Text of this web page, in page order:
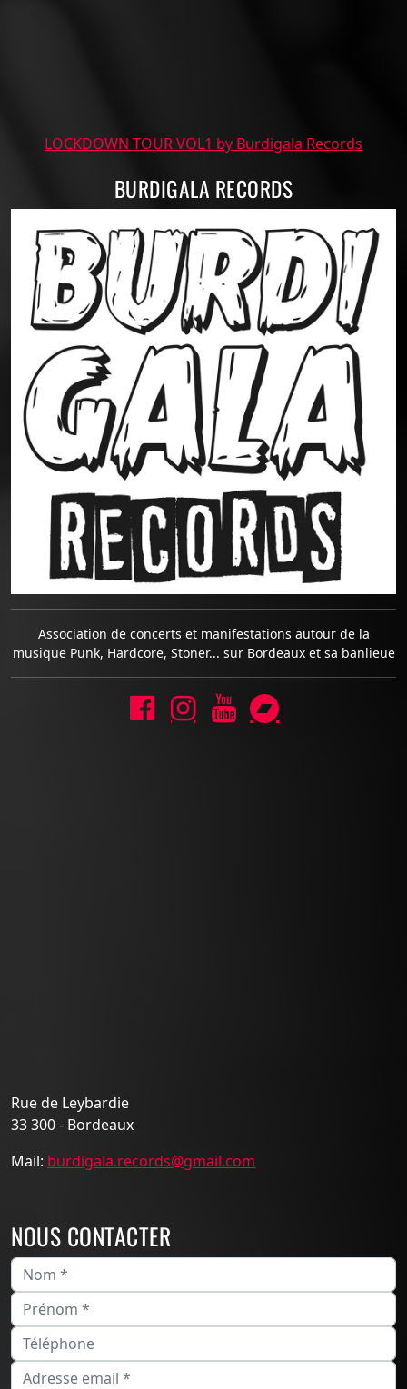
LOCKDOWN TOUR VOL1 by Burdigala Records
BURDIGALA RECORDS
Association de concerts et manifestations autour de la
musique Punk, Hardcore, Stoner... sur Bordeaux et sa banlieue
Rue de Leybardie
33 300 - Bordeaux
Mail: burdigala.records@gmail.com
NOUS CONTACTER